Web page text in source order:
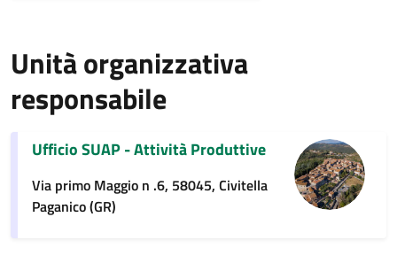
Unità organizzativa
responsabile
Ufficio SUAP - Attività Produttive
Via primo Maggio n .6, 58045, Civitella
Paganico (GR)